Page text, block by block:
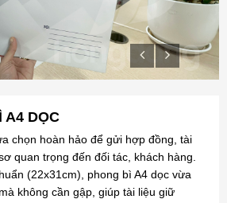
A4 DỌC
chọn hoàn hảo để gửi hợp đồng, tài
quan trọng đến đối tác, khách hàng.
(22x31cm), phong bì A4 dọc vừa
không cần gập, giúp tài liệu giữ